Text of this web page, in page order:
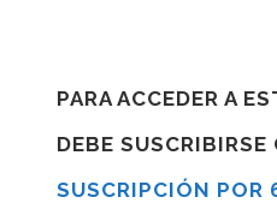
PARA ACCEDER A
DEBE
SUSCRIPCIÓN POR